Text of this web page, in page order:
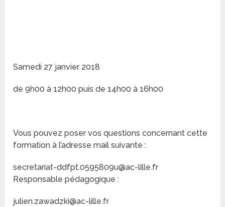
Samedi 27 janvier 2018
de 9h00 à 12h00 puis de 14h00 à 16h00
Vous pouvez poser vos questions concernant cette
formation à l’adresse mail suivante :
secretariat-ddfpt.0595809u@ac-lille.fr
Responsable pédagogique :
julien.zawadzki@ac-lille.fr